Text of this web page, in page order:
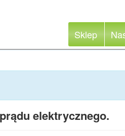
Sklep
elektrycznego.